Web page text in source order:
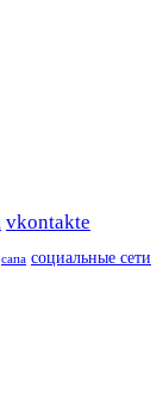
vkontakte
сапа социальные сети